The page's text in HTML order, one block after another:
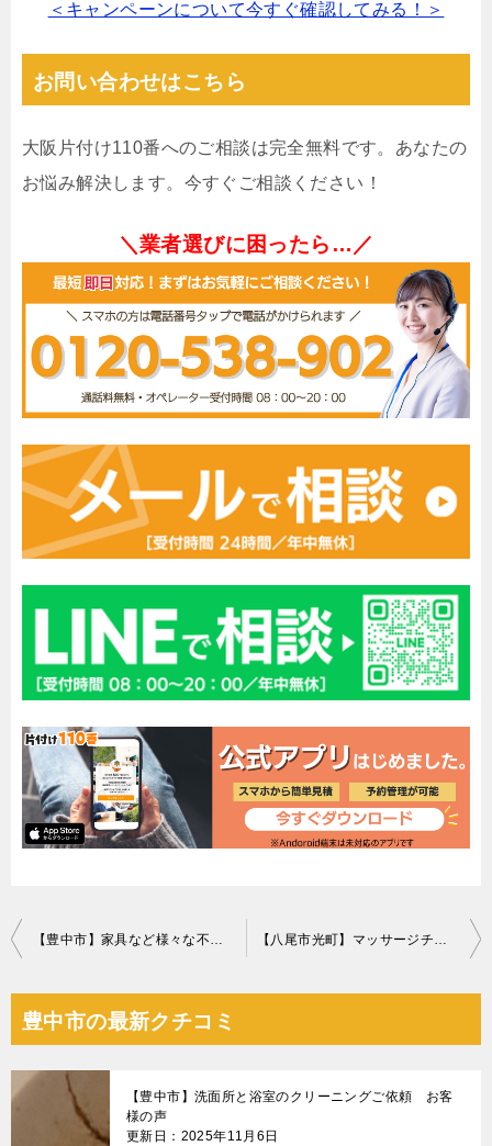
＜キャンペーンについて今すぐ確認してみる！＞
お問い合わせはこちら
大阪片付け110番へのご相談は完全無料です。あなたの
お悩み解決します。今すぐご相談ください！
＼業者選びに困ったら…／
投
ナ
ビ
ゲ
【豊中市】家具など様々な不用品の回収 お客様の声 【八尾市光町】マッサージチェアなどの出張不用品回収・処分ご依頼
豊中市の最新クチコミ
【豊中市】洗面所と浴室のクリーニングご依頼 お客
様の声
更新日：2025年11月6日